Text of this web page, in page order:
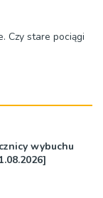
Czy stare pociągi
wybuchu